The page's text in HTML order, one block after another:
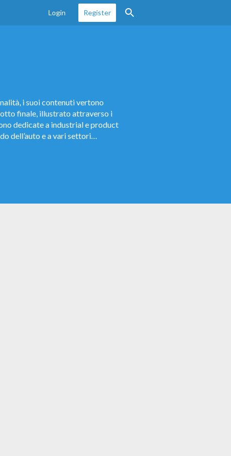
Login Register
i suoi contenuti vertono
finale, illustrato attraverso i
dedicate a industrial e product
dell’auto e a vari settori